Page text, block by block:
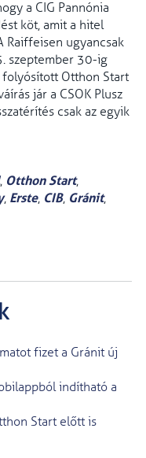
a CIG Pannónia
köt, amit a hitel
Raiffeisen ugyancsak
szeptember 30-ig
Otthon Start
jár a CSOK Plusz
csak az egyik
, Otthon Start,
, Erste, CIB, Gránit,
fizet a Gránit új
indítható a
Start előtt is